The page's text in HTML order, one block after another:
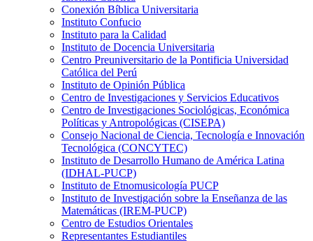
Conexión Bíblica Universitaria
Instituto Confucio
Instituto para la Calidad
Instituto de Docencia Universitaria
Centro Preuniversitario de la Pontificia Universidad
Católica del Perú
Instituto de Opinión Pública
Centro de Investigaciones y Servicios Educativos
Centro de Investigaciones Sociológicas, Económica
Políticas y Antropológicas (CISEPA)
Consejo Nacional de Ciencia, Tecnología e Innovación
Tecnológica (CONCYTEC)
Instituto de Desarrollo Humano de América Latina
(IDHAL-PUCP)
Instituto de Etnomusicología PUCP
Instituto de Investigación sobre la Enseñanza de las
Matemáticas (IREM-PUCP)
Centro de Estudios Orientales
Representantes Estudiantiles